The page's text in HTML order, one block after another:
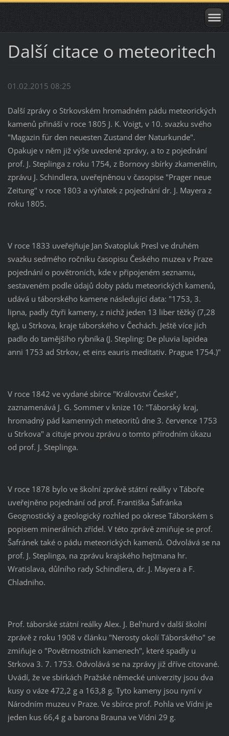
Další citace o meteoritech
01.02.2015 08:25
Další zprávy o Strkovském hromadném pádu meteorických
kamenů přináší v roce 1805 J. K. Voigt, v 10. svazku svého
"Magazin für den neuesten Zustand der Naturkunde".
Opakuje v něm již výše uvedené zprávy, a to z pojednání
prof. J. Steplinga z roku 1754, z Bornovy sbírky zkamenělin,
zprávu J. Schindlera, uveřejněnou v časopise "Prager neue
Zeitung" v roce 1803 a výňatek z pojednání dr. J. Mayera z
roku 1805.
V roce 1833 uveřejňuje Jan Svatopluk Presl ve druhém
svazku sedmého ročníku časopisu Českého muzea v Praze
pojednání o povětroních, kde v připojeném seznamu,
sestaveném podle údajů doby pádu meteorických kamenů,
udává u táborského kamene následující data: "1753, 3.
lipna, padly čtyři kameny, z nichž jeden 13 liber těžký (7,28
kg), u Strkova, kraje táborského v Čechách. Ještě více jich
padlo do tamějšího rybníka (J. Stepling: De pluvia lapidea
anni 1753 ad Strkov, et eins eauris meditativ. Prague 1754.)"
V roce 1842 ve vydané sbírce "Království České",
zaznamenává J. G. Sommer v knize 10: "Táborský kraj,
hromadný pád kamenných meteoritů dne 3. července 1753
u Strkova" a cituje prvou zprávu o tomto přírodním úkazu
od prof. J. Steplinga.
V roce 1878 bylo ve školní zprávě státní reálky v Táboře
uveřejněno pojednání od prof. Františka Šafránka
Geognostický a geologický rozhled po okrese Táborském s
popisem minerálních zřídel. V této zprávě zmiňuje se prof.
Šafránek také o pádu meteorických kamenů. Odvolává se na
prof. J. Steplinga, na zprávu krajského hejtmana hr.
Wratislava, důlního rady Schindlera, dr. J. Mayera a F.
Chladniho.
Prof. táborské státní reálky Alex. J. Bel'nurd v další školní
zprávě z roku 1908 v článku "Nerosty okolí Táborského" se
zmiňuje o "Povětrnostních kamenech", které spadly u
Strkova 3. 7. 1753. Odvolává se na zprávy již dříve citované.
Uvádí, že ve sbírkách Pražské německé univerzity jsou dva
kusy o váze 472,2 g a 163,8 g. Tyto kameny jsou nyní v
Národním muzeu v Praze. Ve sbírce prof. Pohla ve Vídni je
jeden kus 66,4 g a barona Brauna ve Vídni 29 g.